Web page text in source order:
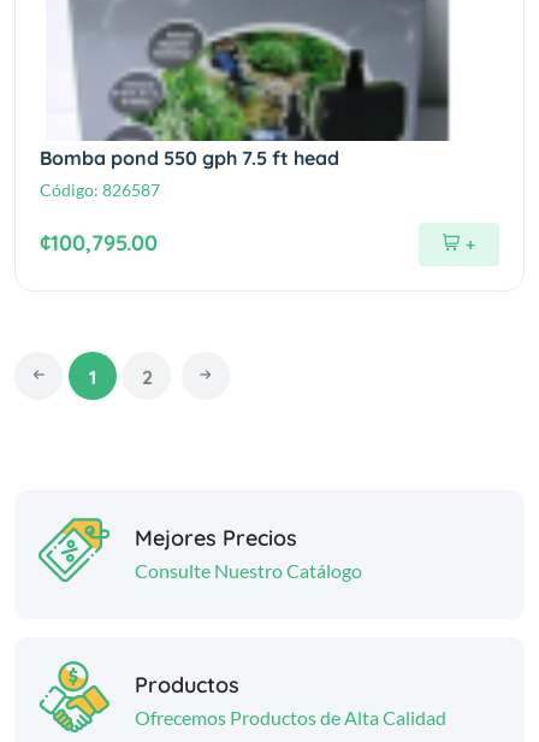
Bomba pond 550 gph 7.5 ft head
Código: 826587
¢100,795.00 +
1 2
Mejores Precios
Consulte Nuestro Catálogo
Productos
Ofrecemos Productos de Alta Calidad